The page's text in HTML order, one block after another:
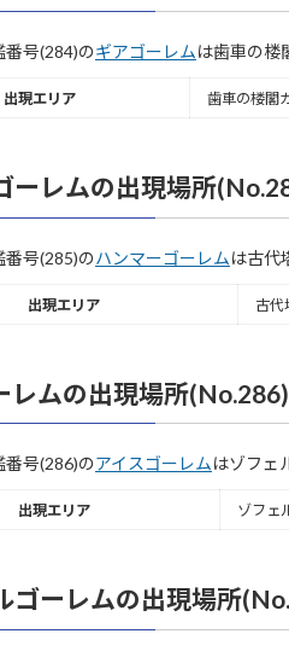
番号(284)のギアゴーレムは歯車の楼
出現エリア 歯車の楼閣
ーレムの出現場所
番号(285)のハンマーゴーレムは古代
出現エリア 古代
レムの出現場所(No.286)
番号(286)のアイスゴーレムはゾフェ
出現エリア ゾフェ
ゴーレムの出現場所